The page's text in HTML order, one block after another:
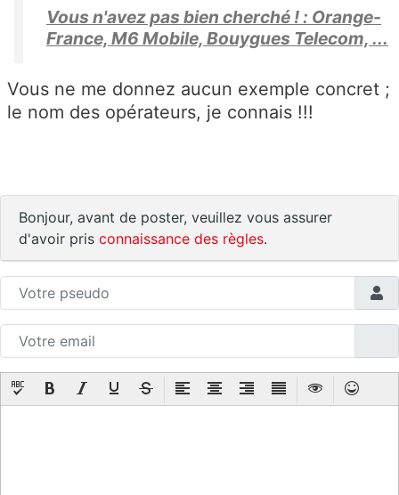
Vous n'avez pas bien cherché ! : Orange-
France, M6 Mobile, Bouygues Telecom, ...
Vous ne me donnez aucun exemple concret ;
le nom des opérateurs, je connais !!!
Bonjour, avant de poster, veuillez vous assurer
d'avoir pris connaissance des règles.